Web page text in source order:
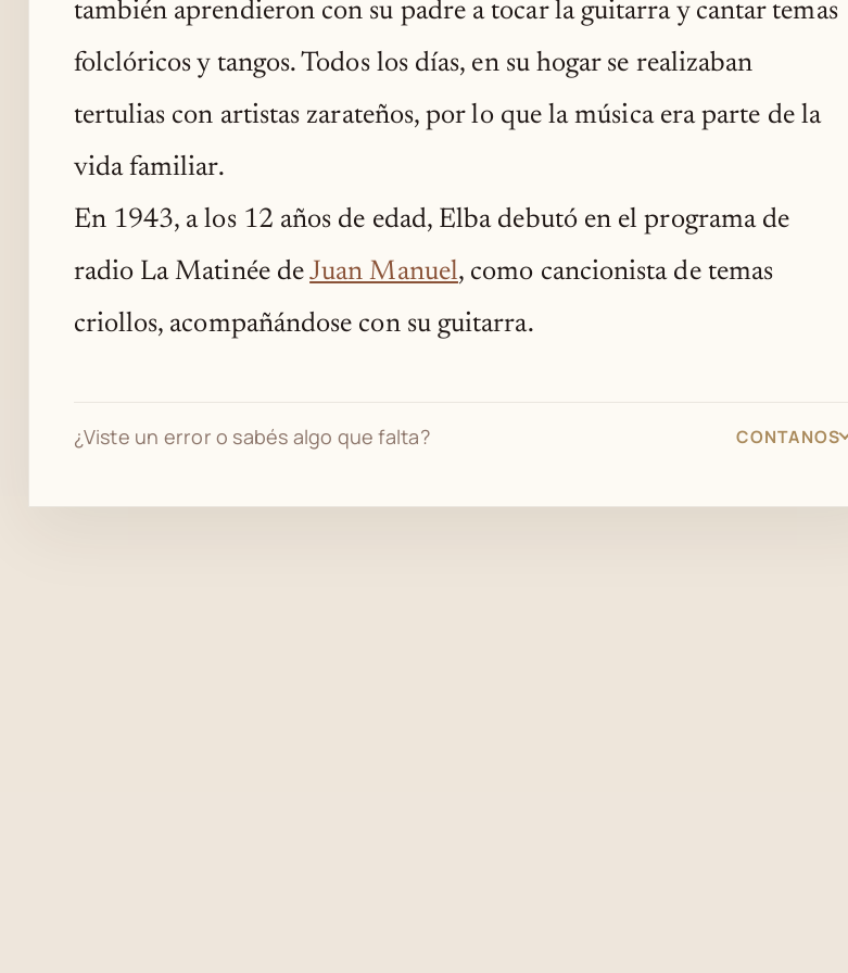
también aprendieron con su padre a tocar la guitarra y cantar temas
folclóricos y tangos. Todos los días, en su hogar se realizaban
tertulias con artistas zarateños, por lo que la música era parte de la
vida familiar.
En 1943, a los 12 años de edad, Elba debutó en el programa de
radio La Matinée deJuan Manuel, como cancionista de temas
criollos, acompañándose con su guitarra.
¿Viste un error o sabés algo que falta? CONTANOS